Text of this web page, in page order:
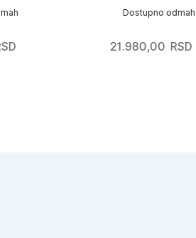
Dostupno odmah
21.980,00 RSD